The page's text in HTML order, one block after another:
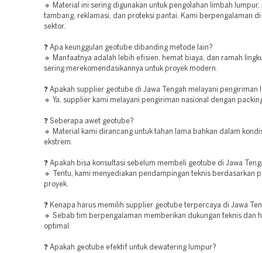
🔹 Material ini sering digunakan untuk pengolahan limbah lumpur,
tambang, reklamasi, dan proteksi pantai. Kami berpengalaman
sektor.
❓ Apa keunggulan geotube dibanding metode lain?
🔹 Manfaatnya adalah lebih efisien, hemat biaya, dan ramah
sering merekomendasikannya untuk proyek modern.
❓ Apakah supplier geotube di Jawa Tengah melayani pengiriman
🔹 Ya, supplier kami melayani pengiriman nasional dengan
❓ Seberapa awet geotube?
🔹 Material kami dirancang untuk tahan lama bahkan dalam
ekstrem.
❓ Apakah bisa konsultasi sebelum membeli geotube di Jawa
🔹 Tentu, kami menyediakan pendampingan teknis berdasarkan
proyek.
❓ Kenapa harus memilih supplier geotube terpercaya di Jawa
🔹 Sebab tim berpengalaman memberikan dukungan teknis dan
optimal.
❓ Apakah geotube efektif untuk dewatering lumpur?